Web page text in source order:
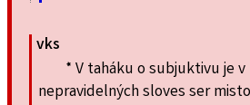
vks
* V taháku o subjuktivu je
nepravidelných sloves ser